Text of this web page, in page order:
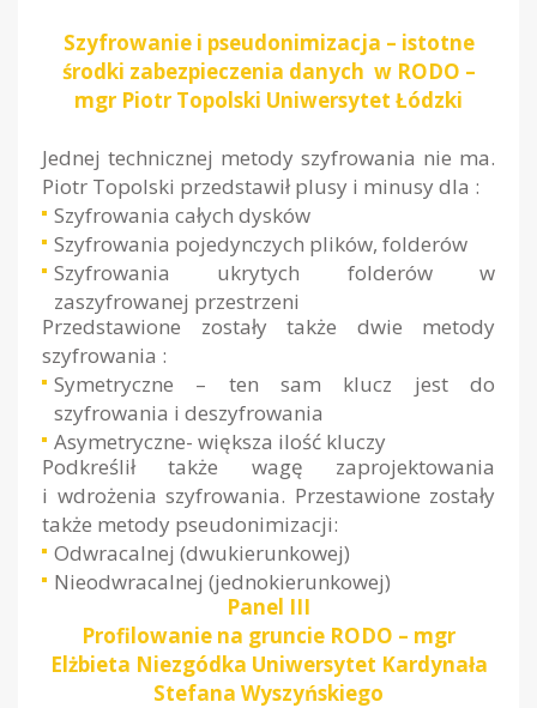
Szyfrowanie i pseudonimizacja – istotne
środki zabezpieczenia danych w RODO –
mgr Piotr Topolski Uniwersytet Łódzki
Jednej technicznej metody szyfrowania nie ma.
Piotr Topolski przedstawił plusy i minusy dla :
Szyfrowania całych dysków
Szyfrowania pojedynczych plików, folderów
Szyfrowania ukrytych folderów w
zaszyfrowanej przestrzeni
Przedstawione zostały także dwie metody
szyfrowania :
Symetryczne – ten sam klucz jest do
szyfrowania i deszyfrowania
Asymetryczne- większa ilość kluczy
Podkreślił także wagę zaprojektowania
i wdrożenia szyfrowania. Przestawione zostały
także metody pseudonimizacji:
Odwracalnej (dwukierunkowej)
Nieodwracalnej (jednokierunkowej)
Panel III
Profilowanie na gruncie RODO – mgr
Elżbieta Niezgódka Uniwersytet Kardynała
Stefana Wyszyńskiego